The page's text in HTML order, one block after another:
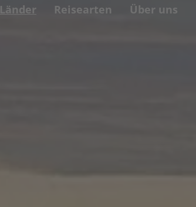
Länder Reisearten Über uns